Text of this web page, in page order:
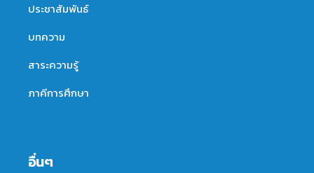
ประชาสัมพันธ์
บทความ
สาระความรู้
ภาคีการศึกษา
อื่นๆ